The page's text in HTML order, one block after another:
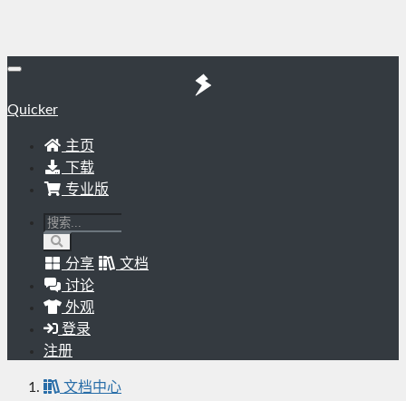
Quicker
主页
下载
专业版
分享
文档
讨论
外观
登录
注册
文档中心